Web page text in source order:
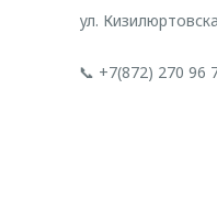
ул.
📞 +7(872) 270 96